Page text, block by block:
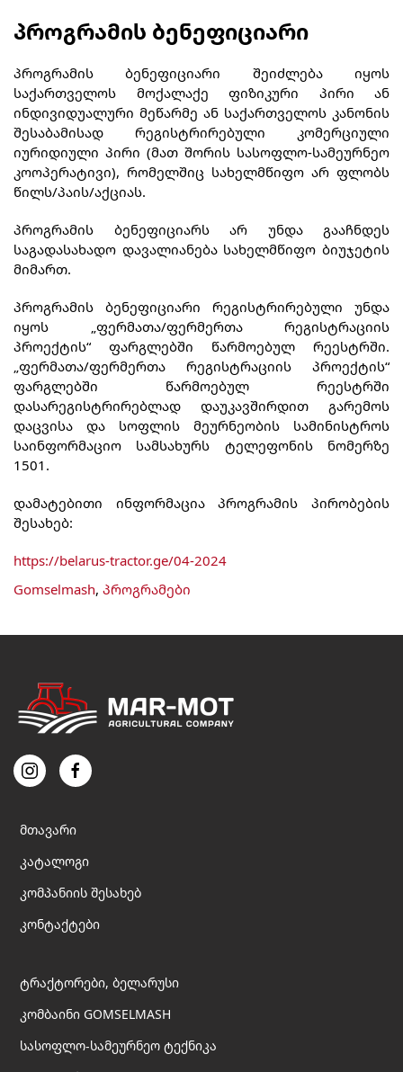
პროგრამის ბენეფიციარი
პროგრამის ბენეფიციარი შეიძლება იყოს
საქართველოს მოქალაქე ფიზიკური პირი ან
ინდივიდუალური მეწარმე ან საქართველოს კანონის
შესაბამისად რეგისტრირებული კომერციული
იურიდიული პირი (მათ შორის სასოფლო-სამეურნეო
კოოპერატივი), რომელშიც სახელმწიფო არ ფლობს
წილს/პაის/აქციას.
პროგრამის ბენეფიციარს არ უნდა გააჩნდეს
საგადასახადო დავალიანება სახელმწიფო ბიუჯეტის
მიმართ.
პროგრამის ბენეფიციარი რეგისტრირებული უნდა
იყოს „ფერმათა/ფერმერთა რეგისტრაციის
პროექტის“ ფარგლებში წარმოებულ რეესტრში.
„ფერმათა/ფერმერთა რეგისტრაციის პროექტის“
ფარგლებში წარმოებულ რეესტრში
დასარეგისტრირებლად დაუკავშირდით გარემოს
დაცვისა და სოფლის მეურნეობის სამინისტროს
საინფორმაციო სამსახურს ტელეფონის ნომერზე
1501.
დამატებითი ინფორმაცია პროგრამის პირობების
შესახებ:
https://belarus-tractor.ge/04-2024
Gomselmash, პროგრამები
მთავარი
კატალოგი
კომპანიის შესახებ
კონტაქტები
ტრაქტორები, ბელარუსი
კომბაინი GOMSELMASH
სასოფლო-სამეურნეო ტექნიკა